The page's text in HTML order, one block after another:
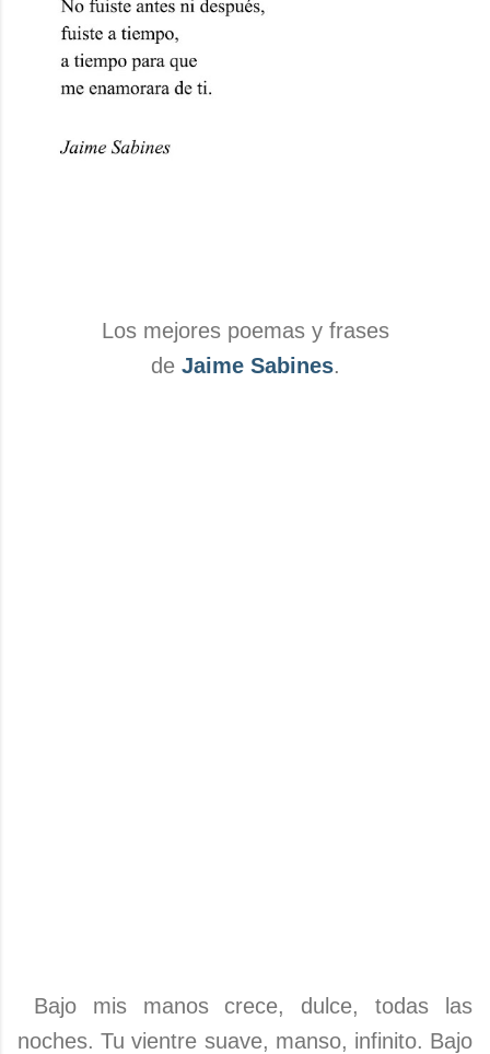
Los mejores poemas y frases
de Jaime Sabines.
Bajo mis manos crece, dulce, todas las
noches. Tu vientre suave, manso, infinito. Bajo